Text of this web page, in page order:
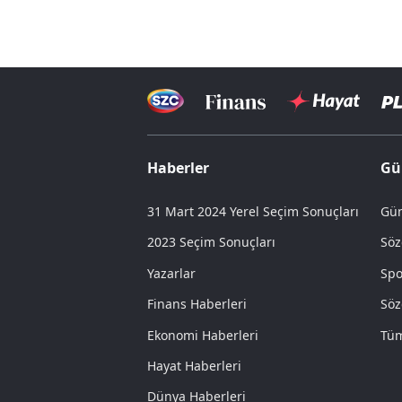
Haberler
31 Mart 2024 Yerel Seçim Sonuçları
2023 Seçim Sonuçları
Yazarlar
Finans Haberleri
Ekonomi Haberleri
Hayat Haberleri
Dünya Haberleri